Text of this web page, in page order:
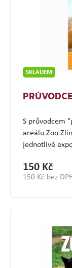
SKLADEM
S průvodcem
areálu Zoo
jednotlivé
150 Kč
150 Kč bez